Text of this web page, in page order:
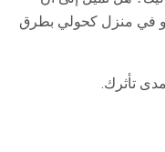
في منزل كحولي بطرق
تأثرك.